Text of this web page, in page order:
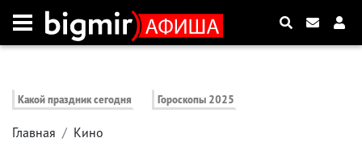
Какой праздник сегодня Гороскопы 2025
Главная Кино